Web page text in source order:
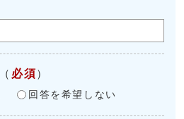
（ 必須 ）
回答を希望しない